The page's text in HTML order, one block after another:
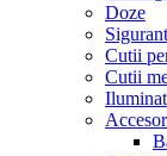
Doze
Cutii
Cutii